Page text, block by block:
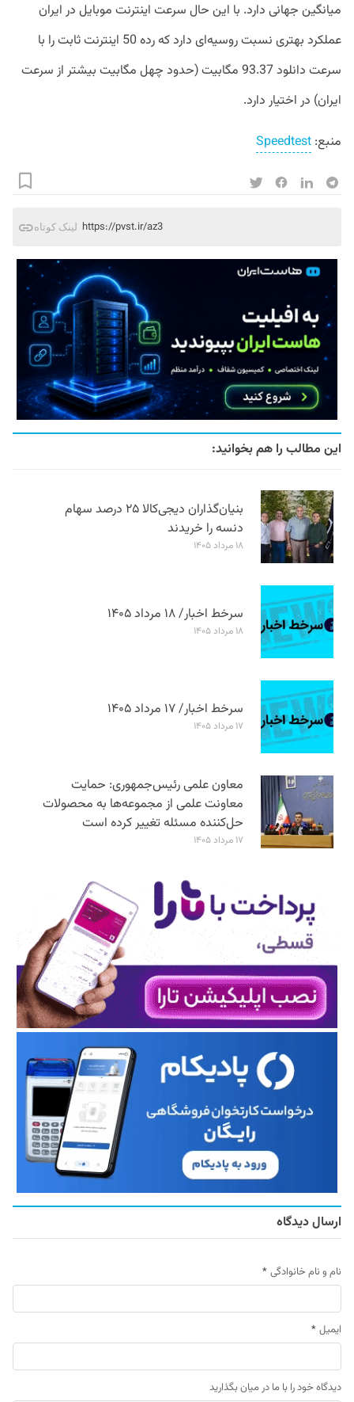
میانگین جهانی دارد. با این حال سرعت اینترنت موبایل در ایران
عملکرد بهتری نسبت روسیه‌ای دارد که رده 50 اینترنت ثابت را با
سرعت دانلود 93.37 مگابیت (حدود چهل مگابیت بیشتر از سرعت
ایران) در اختیار دارد.
منبع: Speedtest
لینک کوتاه https://pvst.ir/az3
این مطالب را هم بخوانید:
بنیان‌گذاران دیجی‌کالا ۲۵ درصد سهام
دنسه را خریدند
۱۸ مرداد ۱۴۰۵
سرخط اخبار/ ۱۸ مرداد ۱۴۰۵
۱۸ مرداد ۱۴۰۵
سرخط اخبار/ ۱۷ مرداد ۱۴۰۵
۱۷ مرداد ۱۴۰۵
معاون علمی رئیس‌جمهوری: حمایت
معاونت علمی از مجموعه‌ها به محصولات
حل‌کننده مسئله تغییر کرده است
۱۷ مرداد ۱۴۰۵
ارسال دیدگاه
نام و نام خانوادگی *
ایمیل *
دیدگاه خود را با ما در میان بگذارید